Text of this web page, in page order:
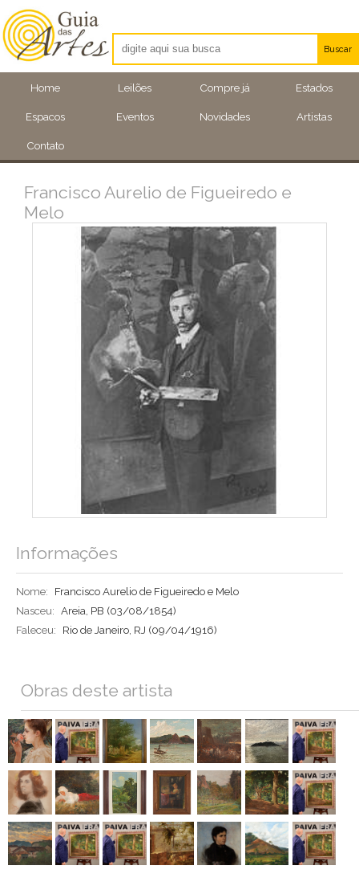
Home Leilões Compre já Estados
Espacos Eventos Novidades Artistas
Contato
Buscar
Artistas
Eventos
Francisco Aurelio de Figueiredo e
Melo
Informações
Nome:
Francisco Aurelio de Figueiredo e Melo
Nasceu: Areia, PB (03/08/1854)
Faleceu:
Rio de Janeiro, RJ (09/04/1916)
Obras deste artista